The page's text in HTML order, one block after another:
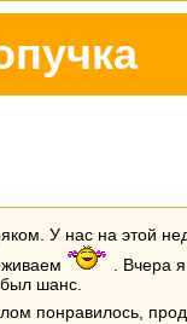
У нас на этой
. Вчера
шанс.
понравилось,